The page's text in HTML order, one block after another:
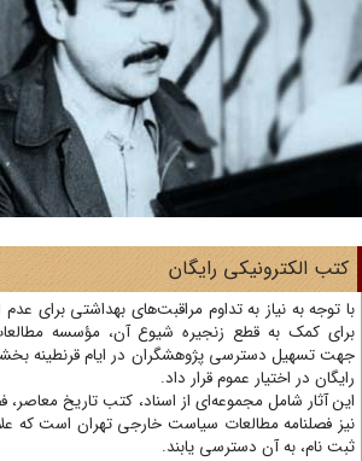
الکترونیکی رایگان
کمک به قطع زنجیره شیوع آن، مؤسسه
تسهیل دسترسی پژوهشگران در ایام قرنطینه بخشی
در اختیار عموم قرار داد.
آثار شامل مجموعه‌ای از اسناد، کتب تاریخ معاصر،
فصلنامه مطالعات سیاست خارجی تهران است که
نام، به آن دسترسی یابند.